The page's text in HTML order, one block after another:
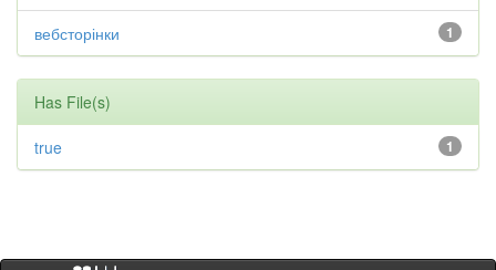
1
вебсторінки
Has File(s)
1
true